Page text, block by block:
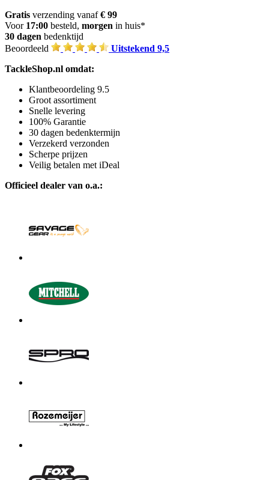
Gratis verzending vanaf€ 99
Voor 17:00 besteld, morgen in huis*
30 dagen bedenktijd
Beoordeeld
Uitstekend 9,5
TackleShop.nl omdat:
Klantbeoordeling 9.5
Groot assortiment
Snelle levering
100% Garantie
30 dagen bedenktermijn
Verzekerd verzonden
Scherpe prijzen
Veilig betalen met iDeal
Officieel dealer van o.a.: